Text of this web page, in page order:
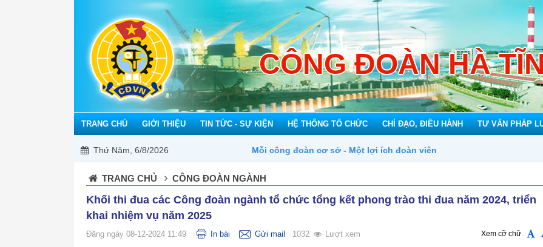
CÔNG ĐOÀN HÀ
TRANG CHỦ GIỚI THIỆU TIN TỨC - SỰ KIỆN HỆ THỐNG TỔ CHỨC CHỈ ĐẠO, ĐIỀU HÀNH TƯ VẤN PHÁP
Thứ Năm, 6/8/2026
Mỗi công đoàn cơ sở - Một lợi ích đoàn viên
TRANG CHỦ CÔNG ĐOÀN NGÀNH
Khối thi đua các Công đoàn ngành tổ chức tổng kết phong trào thi đua năm 2024, triển
khai nhiệm vụ năm 2025
Đăng ngày 08-12-2024 11:49 In bài Gửi mail 1032 Lượt xem Xem cỡ chữ